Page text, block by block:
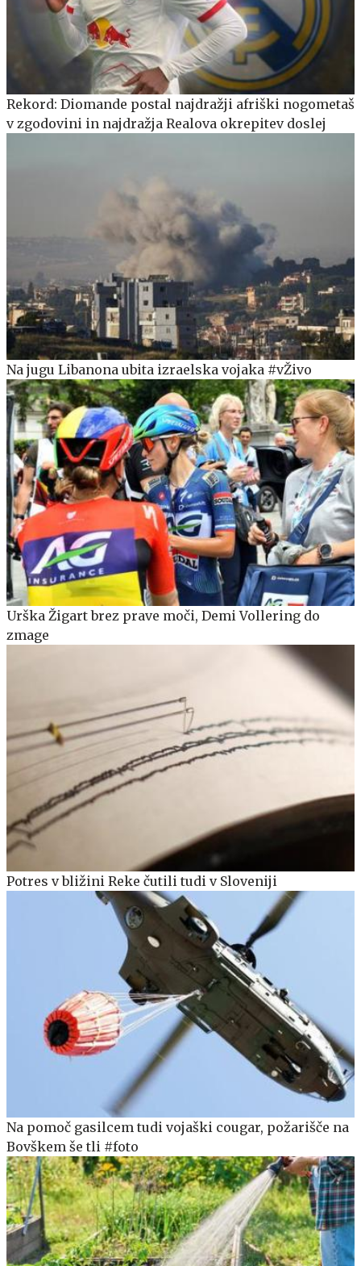
Rekord: Diomande postal najdražji afriški nogometaš
v zgodovini in najdražja Realova okrepitev doslej
Na jugu Libanona ubita izraelska vojaka #vŽivo
Urška Žigart brez prave moči, Demi Vollering do
zmage
Potres v bližini Reke čutili tudi v Sloveniji
Na pomoč gasilcem tudi vojaški cougar, požarišče na
Bovškem še tli #foto